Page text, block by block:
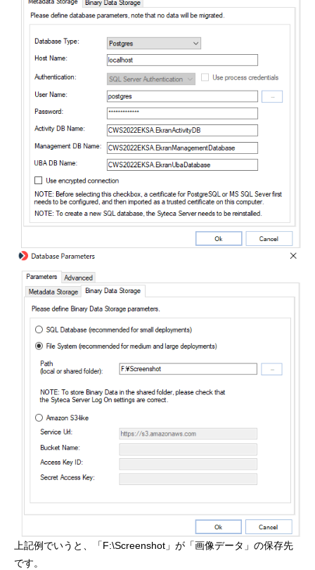
上記例でいうと、「F:\Screenshot」が「画像データ」の保存先
です。